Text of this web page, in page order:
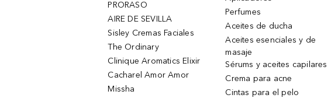
PRORASO
AIRE DE SEVILLA
Sisley Cremas Faciales
The Ordinary
Clinique Aromatics Elixir
Cacharel Amor Amor
Missha
Perfumes
Aceites de ducha
Aceites esenciales y de
masaje
Sérums y aceites capilares
Crema para acne
Cintas para el pelo